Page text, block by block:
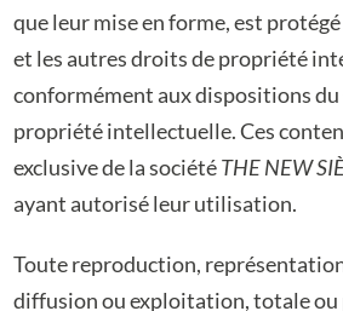
que leur mise en forme, est
et les autres droits de propriété
conformément aux dispositions du
propriété intellectuelle. Ces
exclusive de la sociétéTHE NEW
ayant autorisé leur utilisation.
Toute reproduction,
diffusion ou exploitation, totale ou